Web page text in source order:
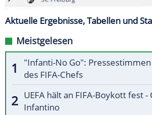
Aktuelle Ergebnisse, Tabellen und
Meistgelesen
"Infanti-No Go":
des FIFA-Chefs
UEFA hält an FIFA-Boykott fest -
Infantino